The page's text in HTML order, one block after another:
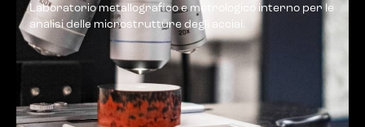
Laboratorio metallografico e metrologico interno per le
analisi delle microstrutture degli acciai.